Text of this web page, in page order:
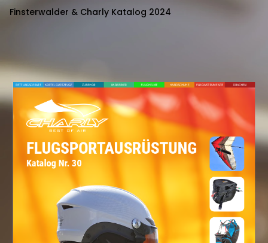
Finsterwalder & Charly Katalog 2024